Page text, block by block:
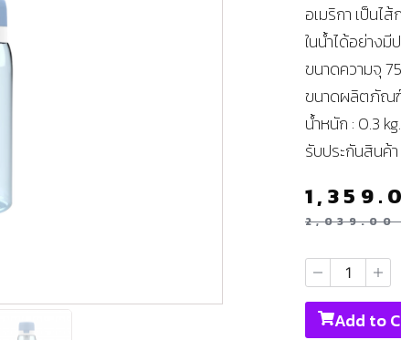
อเมริกา เป็น
ในน้ำได้อย่าง
ขนาดความจุ
ขนาดผลิตภัณฑ์
น้ำหนัก : 0.3 kg.
รับประกันสินค้
Add to